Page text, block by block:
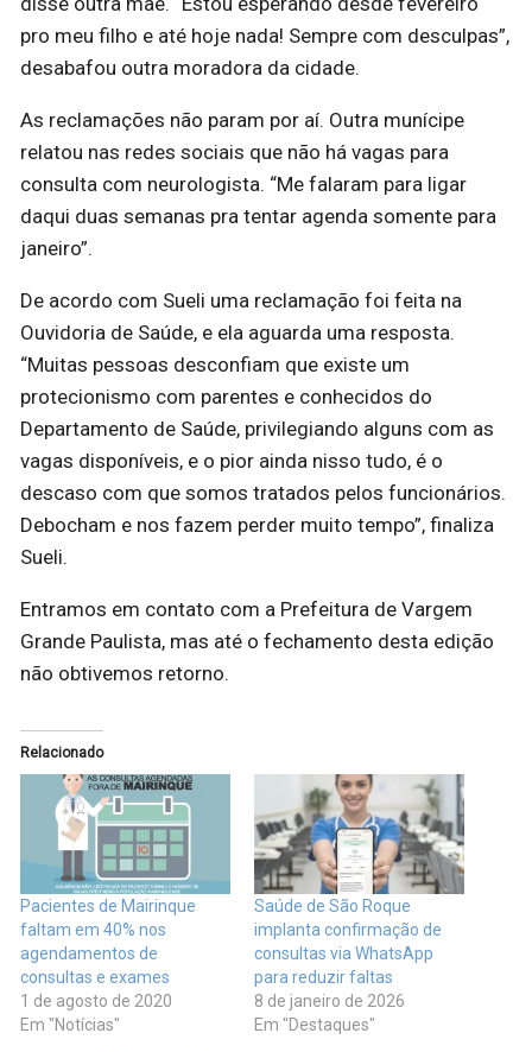
pro meu filho e até hoje nada! Sempre com desculpas”,
desabafou outra moradora da cidade.
As reclamações não param por aí. Outra munícipe
relatou nas redes sociais que não há vagas para
consulta com neurologista. “Me falaram para ligar
daqui duas semanas pra tentar agenda somente para
janeiro”.
De acordo com Sueli uma reclamação foi feita na
Ouvidoria de Saúde, e ela aguarda uma resposta.
“Muitas pessoas desconfiam que existe um
protecionismo com parentes e conhecidos do
Departamento de Saúde, privilegiando alguns com as
vagas disponíveis, e o pior ainda nisso tudo, é o
descaso com que somos tratados pelos funcionários.
Debocham e nos fazem perder muito tempo”, finaliza
Sueli.
Entramos em contato com a Prefeitura de Vargem
Grande Paulista, mas até o fechamento desta edição
não obtivemos retorno.
Relacionado
Pacientes de Mairinque
faltam em 40% nos
agendamentos de
consultas e exames
1 de agosto de 2020
Em "Notícias"
Saúde de São Roque
implanta confirmação de
consultas via WhatsApp
para reduzir faltas
8 de janeiro de 2026
Em "Destaques"